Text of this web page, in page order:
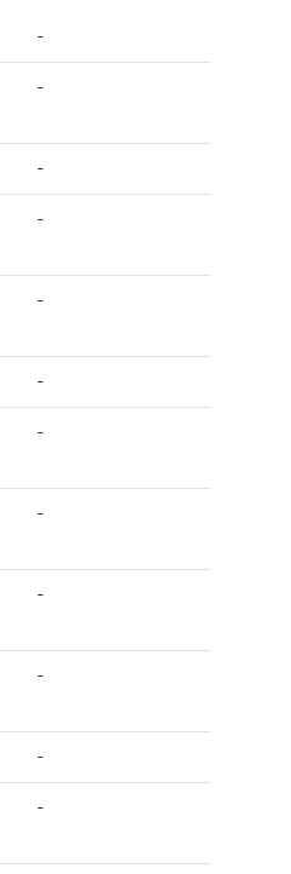
-
-
-
-
-
-
-
-
-
-
-
-